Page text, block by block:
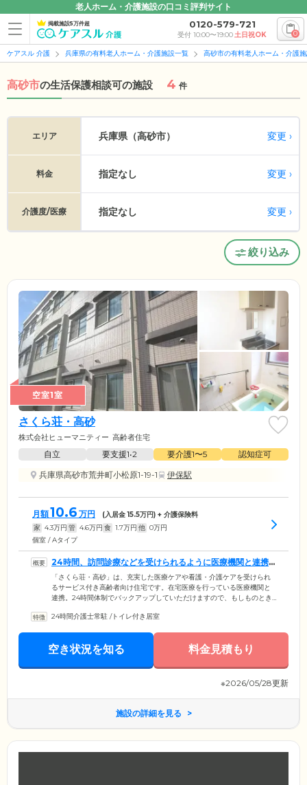
老人ホーム・介護施設の口コミ評判サイト
掲載施設5万件超 0120-579-721
受付 10:00〜19:00土日祝OK 0
ケアスル 介護 兵庫県の有料老人ホーム・介護施設一覧 高砂市の有料老人ホーム・介護
高砂市の生活保護相談可の施設 4 件
エリア 兵庫県（高砂市） 変更
料金 指定なし 変更
介護度/医療 指定なし 変更
絞り込み
空室1室
さくら荘・高砂
株式会社ヒューマニティー 高齢者住宅
自立 要支援1•2 要介護1〜5
認知症可
兵庫県高砂市荒井町小松原1-19-1
伊保駅
月額10.6 万円 (入居金15.5万円) + 介護保険料
家 4.3万円 管 4.6万円 食 1.7万円 他 0万円
個室 / Aタイプ
24時間、訪問診療などを受けられるように医療機関と連携
しています
「さくら荘・高砂」は、充実した医療ケアや看護・介護ケアを受けられ
るサービス付き高齢者向け住宅です。在宅医療を行っている医療機関と
連携。24時間体制でバックアップしていただけますので、もしものとき
ます。そのほか、薬局との連携も行っていますので、服薬に関する指導
や退院されたばかりで定期的な観察が必要な方も一度ご連絡ください。
ご入居いただけるように、介護・看護・医療で協力して、できる限りの
24時間介護士常駐 /トイレ付き居室
空き状況を知る 料金見積もり
※2026/05/28更新
施設の詳細を見る